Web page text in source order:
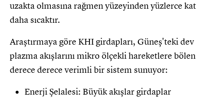
uzakta olmasına rağmen yüzeyinden yüzlerce kat
daha sıcaktır.
Araştırmaya göre KHI girdapları, Güneş'teki dev
plazma akışlarını mikro ölçekli hareketlere bölen
derece derece verimli bir sistem sunuyor:
Enerji Şelalesi: Büyük akışlar girdaplar